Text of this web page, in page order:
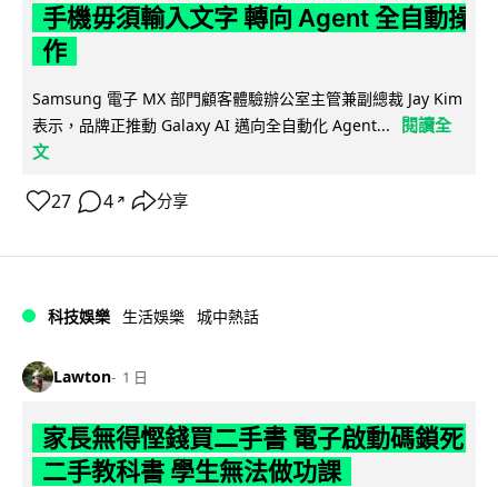
手機毋須輸入文字 轉向 Agent 全自動操
作
Samsung 電子 MX 部門顧客體驗辦公室主管兼副總裁 Jay Kim
表示，品牌正推動 Galaxy AI 邁向全自動化 Agent...
閱讀全
文
27 4 ↗ 分享
科技娛樂 生活娛樂 城中熱話
Lawton 1 日
家長無得慳錢買二手書 電子啟動碼鎖死
二手教科書 學生無法做功課